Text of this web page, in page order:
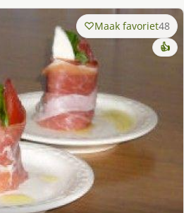
Maak favoriet48
👍